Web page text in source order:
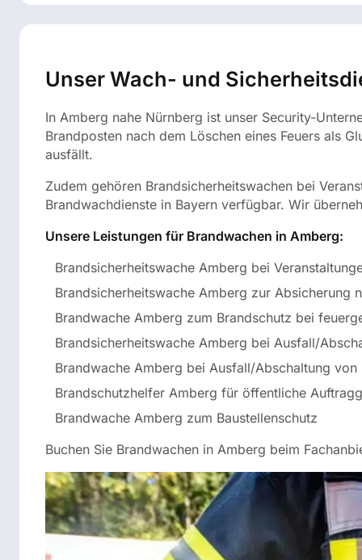
Unser Wach- und
In Amberg nahe Nürnberg ist unser Security-
Brandposten nach dem Löschen eines Feuers als
ausfällt.
Zudem gehören Brandsicherheitswachen bei
Brandwachdienste in Bayern verfügbar. Wir
Unsere Leistungen für Brandwachen in Amberg:
Brandsicherheitswache Amberg bei
Brandsicherheitswache Amberg zur Absicherung
Brandwache Amberg zum Brandschutz bei
Brandsicherheitswache Amberg bei Ausfall/
Brandwache Amberg bei Ausfall/Abschaltung von
Brandschutzhelfer Amberg für öffentliche
Brandwache Amberg zum Baustellenschutz
Buchen Sie Brandwachen in Amberg beim